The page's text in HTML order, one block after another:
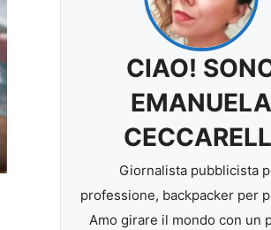
CIAO!
EMANUELA
Giornalista pubblicista
professione, backpacker per
Amo girare il mondo con un